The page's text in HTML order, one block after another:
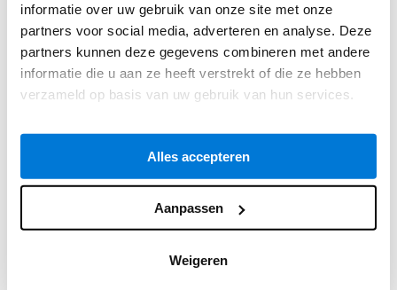
informatie over uw gebruik van onze site met onze
partners voor social media, adverteren en analyse. Deze
partners kunnen deze gegevens combineren met andere
informatie die u aan ze heeft verstrekt of die ze hebben
verzameld op basis van uw gebruik van hun services.
Alles accepteren
Aanpassen
Weigeren
Application error: a client-side exception has occurred while
loadingwww.asv.nl(see the browser consolefor more
information).